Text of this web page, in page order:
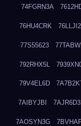
74FGRN3A
76HU4CRK
77S55623
792RHX5L
79V4EL6D
7AIBYJBI
7AOSYN3G